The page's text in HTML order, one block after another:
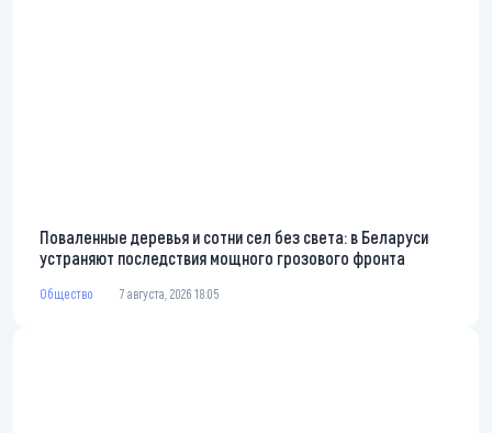
Поваленные деревья и сотни сел без света: в Беларуси
устраняют последствия мощного грозового фронта
Общество 7 августа, 2026 18:05